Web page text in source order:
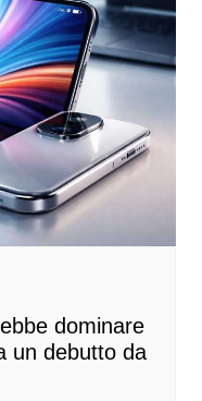
dominare
un debutto da